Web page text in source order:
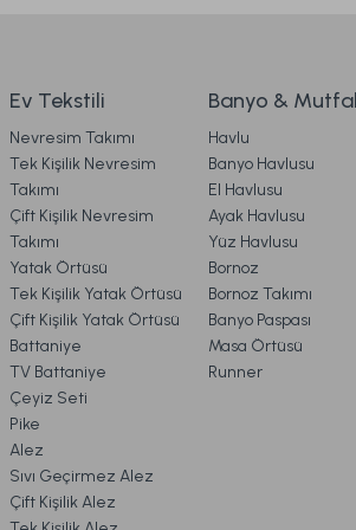
5. İADE
6.
7.
8.
9.
9.329,00 TL
Ücretsiz Kargo
Kuka Lambader Gövde + Şapka
8.839,00 TL
Delgado Lambader Gövde + Şapka
Ev Tekstili
Nevresim Takımı
Tek Kişilik Nevresim
Takımı
Çift Kişilik Nevresim
Takımı
Yatak Örtüsü
Tek Kişilik Yatak Örtüsü
Çift Kişilik Yatak Örtüsü
Battaniye
TV Battaniye
Çeyiz Seti
Pike
Alez
Sıvı Geçirmez Alez
Çift Kişilik Alez
Banyo &
Havlu
Banyo Havlusu
El Havlusu
Ayak Havlusu
Yüz Havlusu
Bornoz
Bornoz Takımı
Banyo Paspası
Masa Örtüsü
Runner